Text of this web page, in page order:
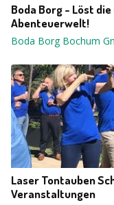
Boda Borg - Löst
Abenteuerwelt!
Boda Borg Bochum
Laser Tontauben
Veranstaltungen